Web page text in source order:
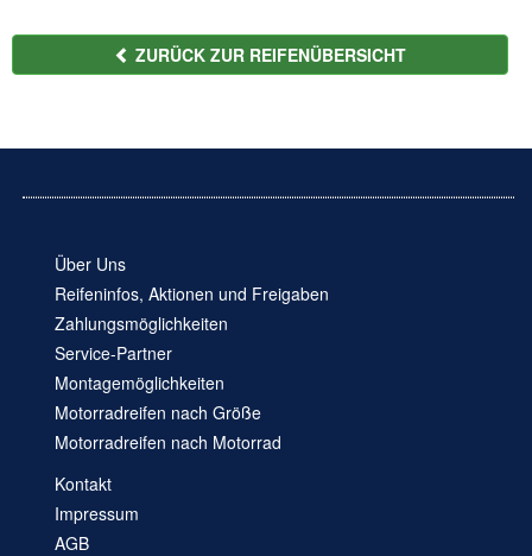
ZURÜCK ZUR REIFENÜBERSICHT
Über Uns
Reifeninfos, Aktionen und Freigaben
Zahlungsmöglichkeiten
Service-Partner
Montagemöglichkeiten
Motorradreifen nach Größe
Motorradreifen nach Motorrad
Kontakt
Impressum
AGB